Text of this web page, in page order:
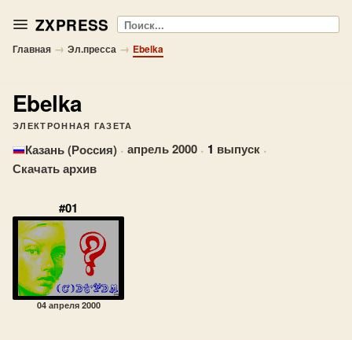
ZXPRESS Поиск
Главная → Эл.пресса → Ebelka
Ebelka
ЭЛЕКТРОННАЯ ГАЗЕТА
Казань (Россия) · апрель 2000 · 1 выпуск ·
Скачать архив
#01
04 апреля 2000